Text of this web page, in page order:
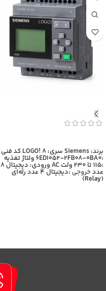
برند: Siemens سری: LOGO! 8 کد فنی
:6ED1052-2FB08-0BA0 ولتاژ تغذیه
:115 تا 230 ولت AC ورودی: دیجیتال 8
عددخروجی :دیجیتال 4 عدد رله‌ای
(Relay)